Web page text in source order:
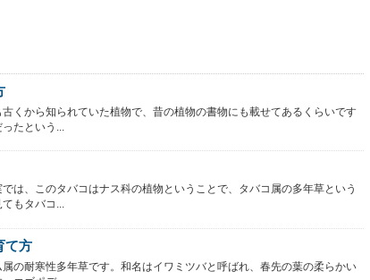
くから知られていた植物で、昔の植物の書物にも載せてあるくらいです
たという...
は、このタバコはナス科の植物ということで、タバコ属の多年草という
もタバコ...
て方
の耐寒性多年草です。和名はイワミツバと呼ばれ、春先の葉の柔らかい